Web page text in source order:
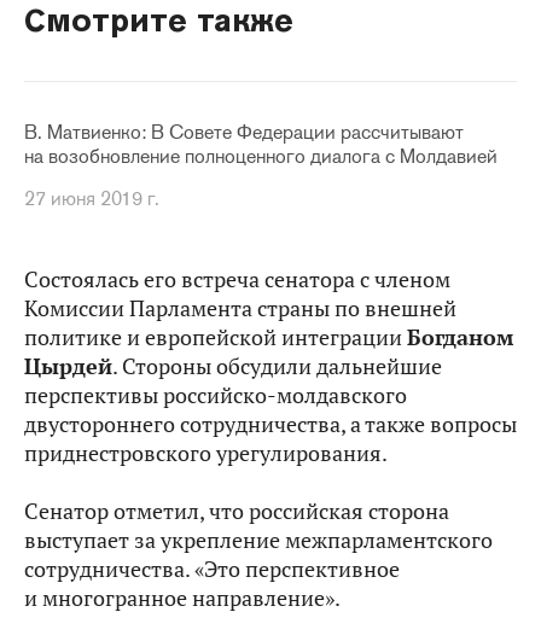
Смотрите также
В. Матвиенко: В Совете Федерации рассчитывают
на возобновление полноценного диалога с Молдавией
27 июня 2019 г.
Состоялась его встреча сенатора с членом
Комиссии Парламента страны по внешней
политике и европейской интеграцииБогданом
Цырдей. Стороны обсудили дальнейшие
перспективы российско-молдавского
двустороннего сотрудничества, а также вопросы
приднестровского урегулирования.
Сенатор отметил, что российская сторона
выступает за укрепление межпарламентского
сотрудничества. «Это перспективное
и многогранное направление».